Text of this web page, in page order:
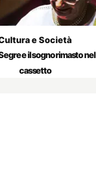
e Società
e il sogno rimasto nel
cassetto